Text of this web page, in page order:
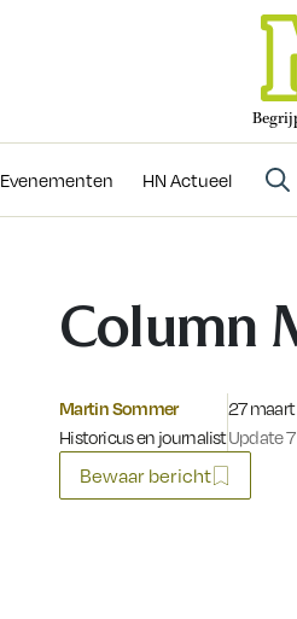
Evenementen HN Actueel
Evenementen
Column
Martin Sommer
Historicus en journalist
27
Update
Bewaar bericht